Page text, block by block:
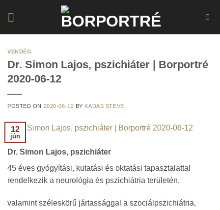
VENDÉG
Dr. Simon Lajos, pszichiáter | Borportré
2020-06-12
POSTED ON 2020-06-12 BY KADAS STEVE
12
jún
Dr. Simon Lajos, pszichiáter
45 éves gyógyítási, kutatási és oktatási tapasztalattal
rendelkezik a neurológia és pszichiátria területén,
valamint széleskörű jártassággal a szociálpszichiátria,